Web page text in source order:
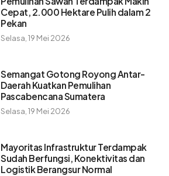
Cepat, 2.000 Hektare Pulih dalam 2
Pekan
Selasa, 19 Mei 2026
Semangat Gotong Royong Antar-
Daerah Kuatkan Pemulihan
Pascabencana Sumatera
Selasa, 19 Mei 2026
Mayoritas Infrastruktur Terdampak
Sudah Berfungsi, Konektivitas dan
Logistik Berangsur Normal